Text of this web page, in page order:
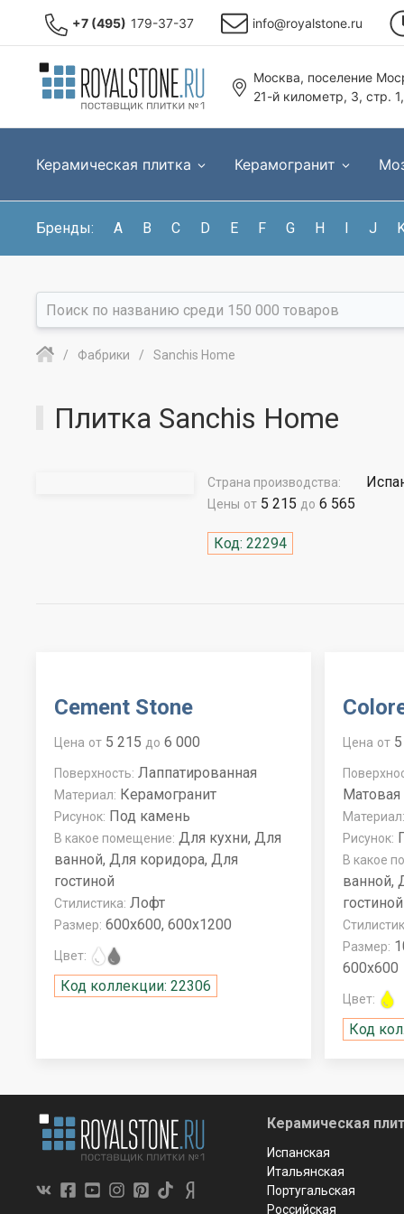
+7 (495) 179-37-37 info@royalstone.ru
Москва, поселение
21-й километр, 3, стр.
Керамическая плитка Керамогранит
Бренды: A B C D E F G H I J
Фабрики Sanchis Home
Плитка Sanchis Home
Страна производства:
Цены от 5 215 до 6 565
Код: 22294
Cement Stone
Цена от 5 215 до 6 000
Поверхность: Лаппатированная
Материал: Керамогранит
Рисунок: Под камень
В какое помещение: Для кухни, Для
ванной, Для коридора, Для
гостиной
Стилистика: Лофт
Размер: 600x600, 600x1200
Цвет:
Код коллекции: 22306
Цена от5
Матовая
Материал:
Рисунок:
В какое
ванной,
гостиной
Размер:
600x600
Цвет:
Код
Керамическая
Испанская
Итальянская
Португальская
Российская